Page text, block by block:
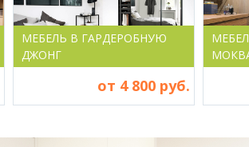
МЕБЕЛЬ В ГАРДЕРОБНУЮ
ДЖОНГ
от 4 800 руб.